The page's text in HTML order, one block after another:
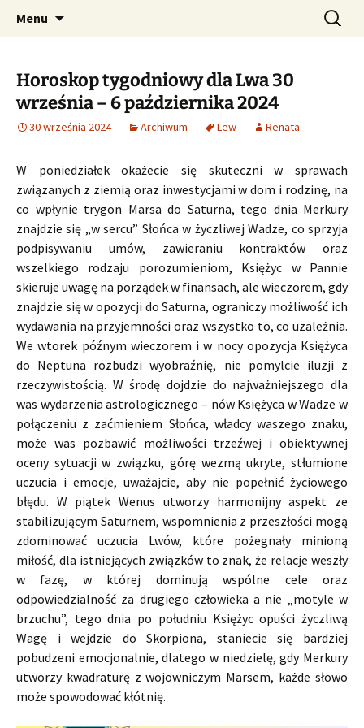
CzaroMarowy horoskop
dzienny, miesięczny i
tygodniowy
Profesjonalne przepowiednie astrologiczne
Menu Szukaj:
Horoskop tygodniowy dla Lwa 30
września – 6 października 2024
30 września 2024 Archiwum Lew Renata
W poniedziałek okażecie się skuteczni w sprawach
związanych z ziemią oraz inwestycjami w dom i rodzinę, na
co wpłynie trygon Marsa do Saturna, tego dnia Merkury
znajdzie się „w sercu” Słońca w życzliwej Wadze, co sprzyja
podpisywaniu umów, zawieraniu kontraktów oraz
wszelkiego rodzaju porozumieniom, Księżyc w Pannie
skieruje uwagę na porządek w finansach, ale wieczorem, gdy
znajdzie się w opozycji do Saturna, ograniczy możliwość ich
wydawania na przyjemności oraz wszystko to, co uzależnia.
We wtorek późnym wieczorem i w nocy opozycja Księżyca
do Neptuna rozbudzi wyobraźnię, nie pomylcie iluzji z
rzeczywistością. W środę dojdzie do najważniejszego dla
was wydarzenia astrologicznego – nów Księżyca w Wadze w
połączeniu z zaćmieniem Słońca, władcy waszego znaku,
może was pozbawić możliwości trzeźwej i obiektywnej
oceny sytuacji w związku, górę wezmą ukryte, stłumione
uczucia i emocje, uważajcie, aby nie popełnić życiowego
błędu. W piątek Wenus utworzy harmonijny aspekt ze
stabilizującym Saturnem, wspomnienia z przeszłości mogą
zdominować uczucia Lwów, które pożegnały minioną
miłość, dla istniejących związków to znak, że relacje weszły
w fazę, w której dominują wspólne cele oraz
odpowiedzialność za drugiego człowieka a nie „motyle w
brzuchu”, tego dnia po południu Księżyc opuści życzliwą
Wagę i wejdzie do Skorpiona, staniecie się bardziej
pobudzeni emocjonalnie, dlatego w niedzielę, gdy Merkury
utworzy kwadraturę z wojowniczym Marsem, każde słowo
może spowodować kłótnię.